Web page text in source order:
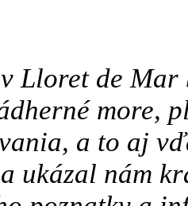
Lloret de
more,
a to aj
ukázal nám